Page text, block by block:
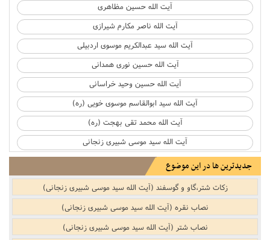
آیت الله حسین مظاهری
آیت الله ناصر مکارم شیرازی
آیت الله سید عبدالکریم موسوی اردبیلی
آیت الله حسین نوری همدانی
آیت الله حسین وحید خراسانی
آیت الله سید ابوالقاسم موسوی خویی (ره)
آیت الله محمد تقی بهجت (ره)
آیت الله سید موسی شبیری زنجانی
جدیدترین ها در این موضوع
زکات شتر،گاو و گوسفند (آیت الله سید موسی شبیری زنجانی)
نصاب نقره‌‌ (آیت الله سید موسی شبیری زنجانی)
نصاب شتر‌‌ (آیت الله سید موسی شبیری زنجانی)